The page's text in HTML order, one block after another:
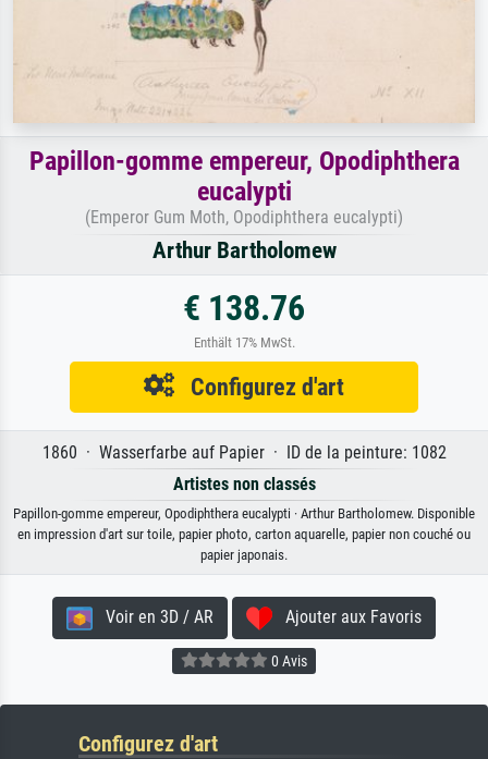
Papillon-gomme empereur, Opodiphthera
eucalypti
(Emperor Gum Moth, Opodiphthera eucalypti)
Arthur Bartholomew
€ 138.76
Enthält 17% MwSt.
Configurez d'art
1860 · Wasserfarbe auf Papier · ID de la peinture: 1082
Artistes non classés
Papillon-gomme empereur, Opodiphthera eucalypti · Arthur Bartholomew. Disponible
en impression d'art sur toile, papier photo, carton aquarelle, papier non couché ou
papier japonais.
Voir en 3D / AR Ajouter aux Favoris
0 Avis
Configurez d'art